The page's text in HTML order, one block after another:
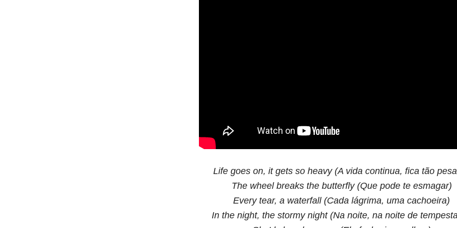
Life goes on, it gets so heavy (A vida continua, fica tão
The wheel breaks the butterfly (Que pode te esmagar)
Every tear, a waterfall (Cada lágrima, uma cachoeira)
In the night, the stormy night (Na noite, na noite de